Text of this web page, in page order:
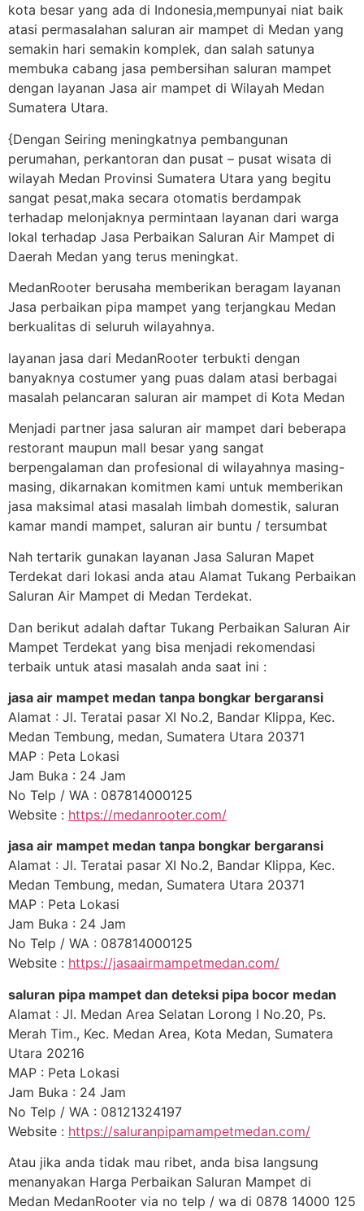
kota besar yang ada di Indonesia,mempunyai niat baik
atasi permasalahan saluran air mampet di Medan yang
semakin hari semakin komplek, dan salah satunya
membuka cabang jasa pembersihan saluran mampet
dengan layanan Jasa air mampet di Wilayah Medan
Sumatera Utara.
{Dengan Seiring meningkatnya pembangunan
perumahan, perkantoran dan pusat – pusat wisata di
wilayah Medan Provinsi Sumatera Utara yang begitu
sangat pesat,maka secara otomatis berdampak
terhadap melonjaknya permintaan layanan dari warga
lokal terhadap Jasa Perbaikan Saluran Air Mampet di
Daerah Medan yang terus meningkat.
MedanRooter berusaha memberikan beragam layanan
Jasa perbaikan pipa mampet yang terjangkau Medan
berkualitas di seluruh wilayahnya.
layanan jasa dari MedanRooter terbukti dengan
banyaknya costumer yang puas dalam atasi berbagai
masalah pelancaran saluran air mampet di Kota Medan
Menjadi partner jasa saluran air mampet dari beberapa
restorant maupun mall besar yang sangat
berpengalaman dan profesional di wilayahnya masing-
masing, dikarnakan komitmen kami untuk memberikan
jasa maksimal atasi masalah limbah domestik, saluran
kamar mandi mampet, saluran air buntu / tersumbat
Nah tertarik gunakan layanan Jasa Saluran Mapet
Terdekat dari lokasi anda atau Alamat Tukang Perbaikan
Saluran Air Mampet di Medan Terdekat.
Dan berikut adalah daftar Tukang Perbaikan Saluran Air
Mampet Terdekat yang bisa menjadi rekomendasi
terbaik untuk atasi masalah anda saat ini :
jasa air mampet medan tanpa bongkar bergaransi
Alamat : Jl. Teratai pasar XI No.2, Bandar Klippa, Kec.
Medan Tembung, medan, Sumatera Utara 20371
MAP : Peta Lokasi
Jam Buka : 24 Jam
No Telp / WA : 087814000125
Website : https://medanrooter.com/
jasa air mampet medan tanpa bongkar bergaransi
Alamat : Jl. Teratai pasar XI No.2, Bandar Klippa, Kec.
Medan Tembung, medan, Sumatera Utara 20371
MAP : Peta Lokasi
Jam Buka : 24 Jam
No Telp / WA : 087814000125
Website : https://jasaairmampetmedan.com/
saluran pipa mampet dan deteksi pipa bocor medan
Alamat : Jl. Medan Area Selatan Lorong I No.20, Ps.
Merah Tim., Kec. Medan Area, Kota Medan, Sumatera
Utara 20216
MAP : Peta Lokasi
Jam Buka : 24 Jam
No Telp / WA : 08121324197
Website : https://saluranpipamampetmedan.com/
Atau jika anda tidak mau ribet, anda bisa langsung
menanyakan Harga Perbaikan Saluran Mampet di
Medan MedanRooter via no telp / wa di 0878 14000 125